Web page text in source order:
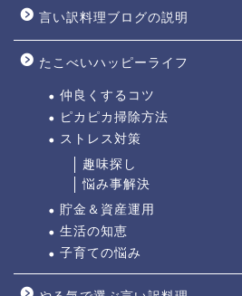
言い訳料理ブログの説明
たこべいハッピーライフ
仲良くするコツ
ピカピカ掃除方法
ストレス対策
趣味探し
悩み事解決
貯金＆資産運用
生活の知恵
子育ての悩み